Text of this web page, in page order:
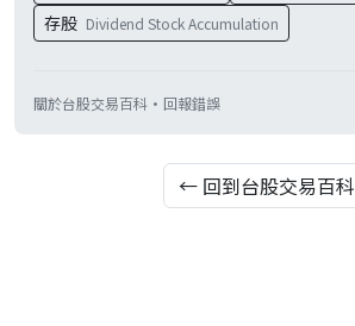
存股 Dividend Stock Accumulation
關於台股交易百科 · 回報錯誤
← 回到台股交易百科